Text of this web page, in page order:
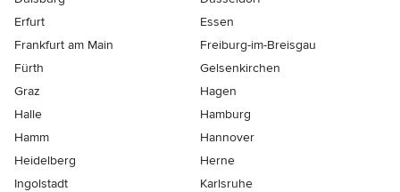
Erfurt
Essen
Frankfurt am Main
Freiburg-im-Breisgau
Fürth
Gelsenkirchen
Graz
Hagen
Halle
Hamburg
Hamm
Hannover
Heidelberg
Herne
Ingolstadt
Karlsruhe